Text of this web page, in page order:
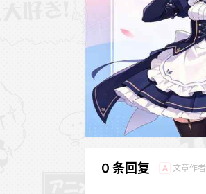
0 条回复 A 文章作者